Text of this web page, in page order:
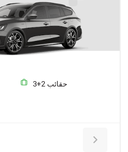
3+2 حقائب